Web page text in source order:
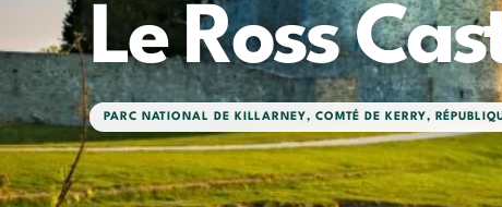
Le Ross
PARC NATIONAL DE KILLARNEY, COMTÉ DE KERRY,